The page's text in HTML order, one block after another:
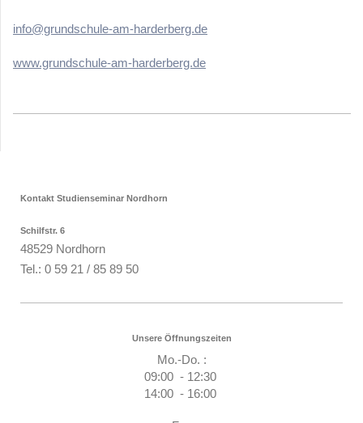
info@grundschule-am-harderberg.de
www.grundschule-am-harderberg.de
Kontakt Studienseminar Nordhorn
Schilfstr. 6
48529 Nordhorn
Tel.: 0 59 21 / 85 89 50
Unsere Öffnungszeiten
Mo.-Do. :
09:00 - 12:30
14:00 - 16:00